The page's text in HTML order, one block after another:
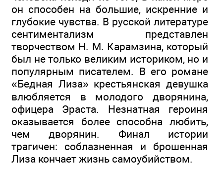
он способен на большие, искренние и
глубокие чувства. В русской литературе
сентиментализм представлен
творчеством Н. М. Карамзина, который
был не только великим историком, но и
популярным писателем. В его романе
«Бедная Лиза» крестьянская девушка
влюбляется в молодого дворянина,
офицера Эраста. Незнатная героиня
оказывается более способна любить,
чем дворянин. Финал истории
трагичен: соблазненная и брошенная
Лиза кончает жизнь самоубийством.